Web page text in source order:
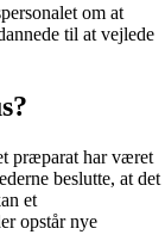
om at
til at vejlede
præparat har været
beslutte, at det
et
opstår nye